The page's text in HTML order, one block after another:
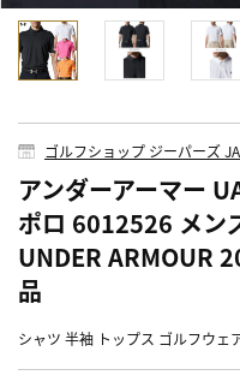
ゴルフショップ ジーパーズ
アンダーアーマー
ポロ 6012526 メン
UNDER ARMOUR
品
シャツ 半袖 トップス ゴルフウェ